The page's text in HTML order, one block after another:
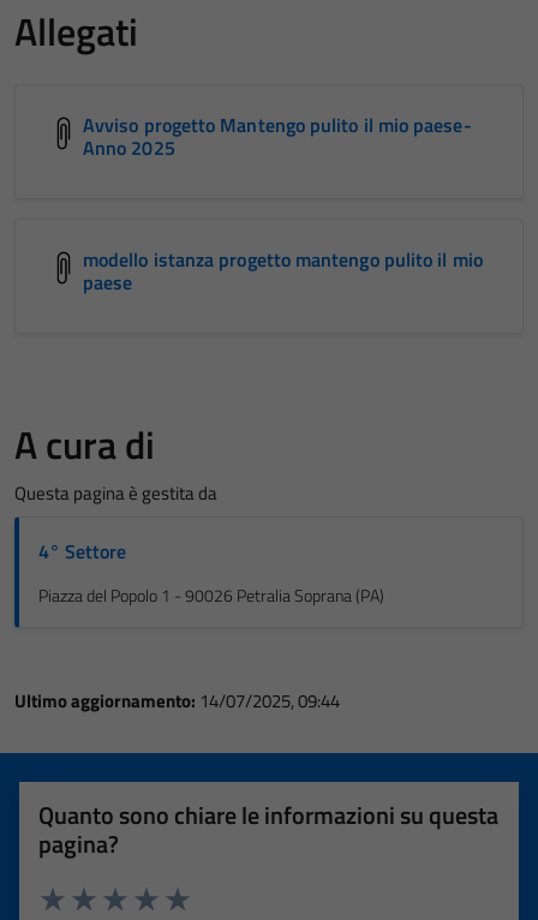
Allegati
Avviso progetto Mantengo pulito il mio paese-
Anno 2025
modello istanza progetto mantengo pulito il mio
paese
A cura di
Questa pagina è gestita da
4° Settore
Piazza del Popolo 1 - 90026 Petralia Soprana (PA)
Ultimo aggiornamento: 14/07/2025, 09:44
Quanto sono chiare le informazioni su questa
pagina?